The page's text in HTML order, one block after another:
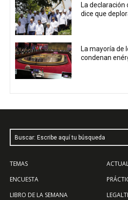
La declaración
dice que
La mayoría de
condenan
Buscar: Escribe aquí tu búsqueda
TEMAS
ENCUESTA
LIBRO DE LA SEMANA